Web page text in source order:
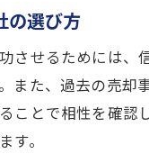
の選び方
させるためには、
また、過去の売
ことで相性を確認
す。